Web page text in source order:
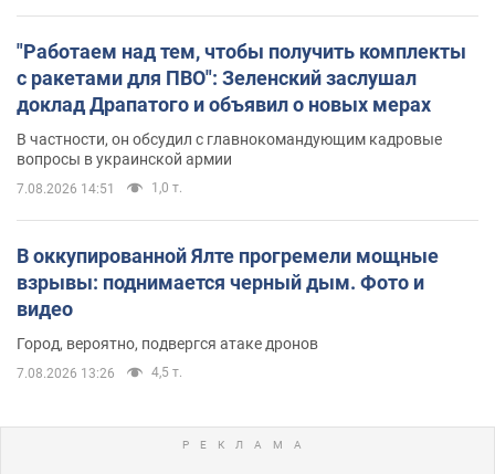
"Работаем над тем, чтобы получить комплекты
с ракетами для ПВО": Зеленский заслушал
доклад Драпатого и объявил о новых мерах
В частности, он обсудил с главнокомандующим кадровые
вопросы в украинской армии
7.08.2026 14:51 1,0 т.
В оккупированной Ялте прогремели мощные
взрывы: поднимается черный дым. Фото и
видео
Город, вероятно, подвергся атаке дронов
7.08.2026 13:26 4,5 т.